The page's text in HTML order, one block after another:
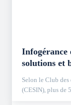
solutions et
Selon le Club
(CESIN), plus de